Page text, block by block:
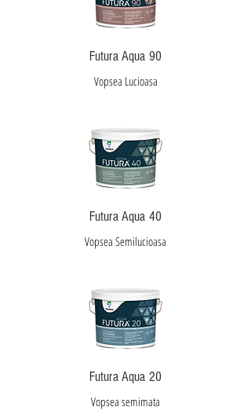
Futura Aqua 90
Vopsea Lucioasa
Futura Aqua 40
Vopsea Semilucioasa
Futura Aqua 20
Vopsea semimata